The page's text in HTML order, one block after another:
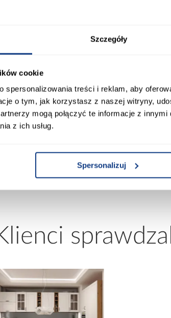
Szczegóły
cookie
spersonalizowania treści i reklam, aby
o tym, jak korzystasz z naszej witryny,
mogą połączyć te informacje z
z ich usług.
Spersonalizuj
eksploatację oraz wysokie
kominowych w domach,
o produkcie
Grubość blachy:
Materiał